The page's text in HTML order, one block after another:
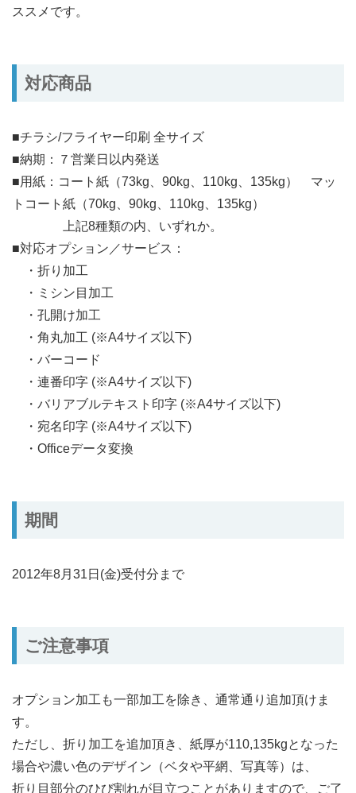
ススメです。
対応商品
■チラシ/フライヤー印刷 全サイズ
■納期：７営業日以内発送
■用紙：コート紙（73kg、90kg、110kg、135kg） マッ
トコート紙（70kg、90kg、110kg、135kg）
上記8種類の内、いずれか。
■対応オプション／サービス：
・折り加工
・ミシン目加工
・孔開け加工
・角丸加工 (※A4サイズ以下)
・バーコード
・連番印字 (※A4サイズ以下)
・バリアブルテキスト印字 (※A4サイズ以下)
・宛名印字 (※A4サイズ以下)
・Officeデータ変換
期間
2012年8月31日(金)受付分まで
ご注意事項
オプション加工も一部加工を除き、通常通り追加頂けま
す。
ただし、折り加工を追加頂き、紙厚が110,135kgとなった
場合や濃い色のデザイン（ベタや平網、写真等）は、
折り目部分のひび割れが目立つことがありますので、ご了